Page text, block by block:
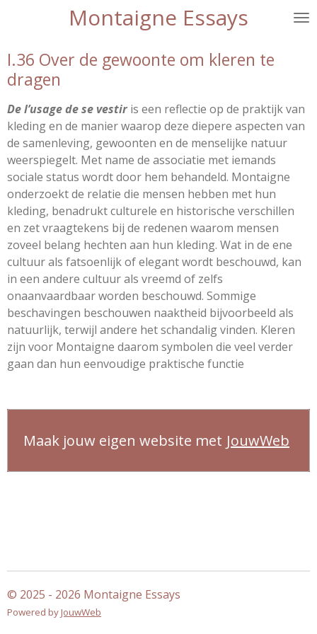
de
hoofdinhoud
Montaigne Essays
I.36 Over de gewoonte om kleren te
dragen
De l’usage de se vestiris een reflectie op de praktijk van
kleding en de manier waarop deze diepere aspecten van
de samenleving, gewoonten en de menselijke natuur
weerspiegelt. Met name de associatie met iemands
sociale status wordt door hem behandeld. Montaigne
onderzoekt de relatie die mensen hebben met hun
kleding, benadrukt culturele en historische verschillen
en zet vraagtekens bij de redenen waarom mensen
zoveel belang hechten aan hun kleding. Wat in de ene
cultuur als fatsoenlijk of elegant wordt beschouwd, kan
in een andere cultuur als vreemd of zelfs
onaanvaardbaar worden beschouwd. Sommige
beschavingen beschouwen naaktheid bijvoorbeeld als
natuurlijk, terwijl andere het schandalig vinden. Kleren
zijn voor Montaigne daarom symbolen die veel verder
gaan dan hun eenvoudige praktische functie
Maak jouw eigen website met JouwWeb
© 2025 - 2026 Montaigne Essays
Powered byJouwWeb